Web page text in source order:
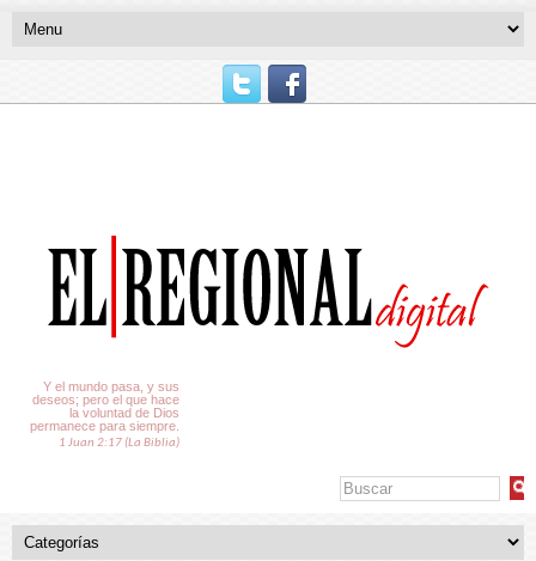
Y el mundo pasa, y sus
deseos; pero el que hace
la voluntad de Dios
permanece para siempre.
1 Juan 2:17 (La Biblia)